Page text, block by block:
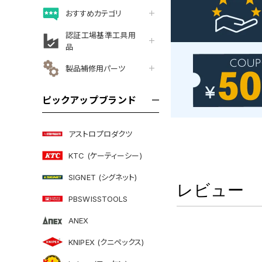
おすすめカテゴリ
認証工場基準工具用
品
製品補修用パーツ
ピックアップブランド
アストロプロダクツ
KTC (ケーティーシー)
SIGNET (シグネット)
PBSWISSTOOLS
ANEX
KNIPEX (クニペックス)
レビュー